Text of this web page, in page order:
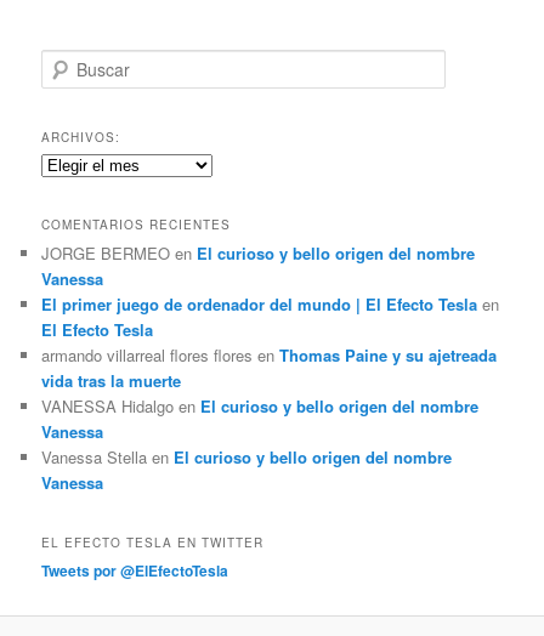
u
c
a
r
ARCHIVOS:
Archivos:
COMENTARIOS RECIENTES
JORGE BERMEO en El curioso y bello origen del nombre
Vanessa
El primer juego de ordenador del mundo | El Efecto Tesla en
El Efecto Tesla
armando villarreal flores flores enThomas Paine y su ajetreada
vida tras la muerte
VANESSA Hidalgo en El curioso y bello origen del nombre
Vanessa
Vanessa Stella en El curioso y bello origen del nombre
Vanessa
EL EFECTO TESLA EN TWITTER
Tweets por @ElEfectoTesla